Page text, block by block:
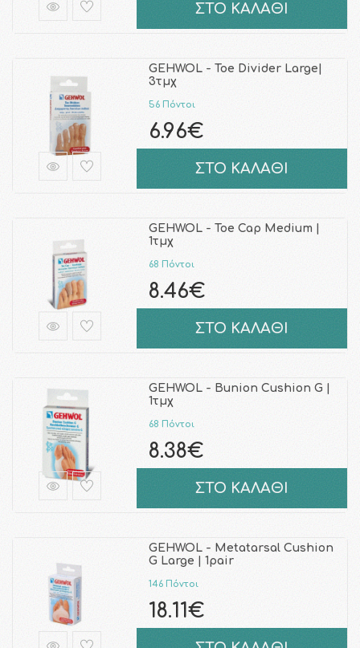
ΣΤΟ ΚΑΛΑΘΙ
GEHWOL - Toe Divider Large|
3τμχ
56 Πόντοι
6.96€
ΣΤΟ ΚΑΛΑΘΙ
GEHWOL - Toe Cap Medium |
1τμχ
68 Πόντοι
8.46€
ΣΤΟ ΚΑΛΑΘΙ
GEHWOL - Bunion Cushion G |
1τμχ
68 Πόντοι
8.38€
ΣΤΟ ΚΑΛΑΘΙ
GEHWOL - Metatarsal Cushion
G Large | 1pair
146 Πόντοι
18.11€